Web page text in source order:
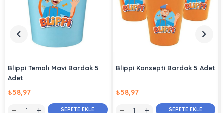
Blippi Temalı Mavi Bardak 5
Adet
₺58,97
SEPETE EKLE
Blippi Konsepti Bardak 5 Adet
₺58,97
SEPETE EKLE